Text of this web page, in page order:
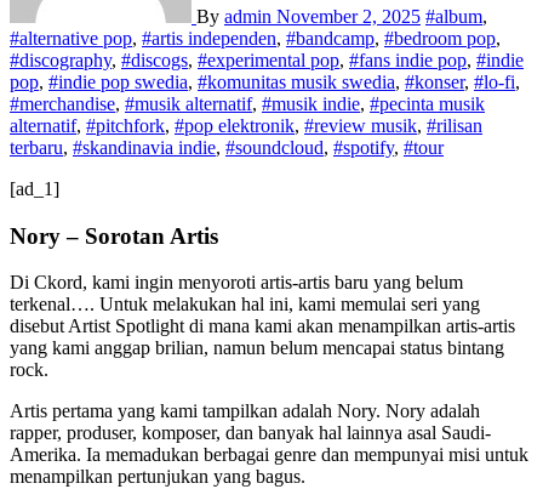
By admin November 2, 2025 #album,
#alternative pop, #artis independen, #bandcamp, #bedroom pop,
#discography, #discogs, #experimental pop, #fans indie pop, #indie
pop, #indie pop swedia, #komunitas musik swedia, #konser, #lo-fi,
#merchandise, #musik alternatif, #musik indie, #pecinta musik
alternatif, #pitchfork, #pop elektronik, #review musik, #rilisan
terbaru, #skandinavia indie, #soundcloud, #spotify, #tour
[ad_1]
Nory – Sorotan Artis
Di Ckord, kami ingin menyoroti artis-artis baru yang belum
terkenal…. Untuk melakukan hal ini, kami memulai seri yang
disebut Artist Spotlight di mana kami akan menampilkan artis-artis
yang kami anggap brilian, namun belum mencapai status bintang
rock.
Artis pertama yang kami tampilkan adalah Nory. Nory adalah
rapper, produser, komposer, dan banyak hal lainnya asal Saudi-
Amerika. Ia memadukan berbagai genre dan mempunyai misi untuk
menampilkan pertunjukan yang bagus.